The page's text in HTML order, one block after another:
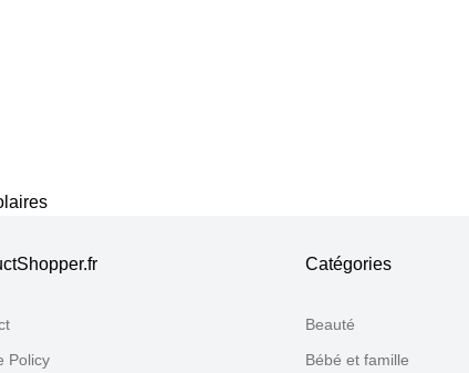
Policy
Catégories
Beauté
Bébé et famille